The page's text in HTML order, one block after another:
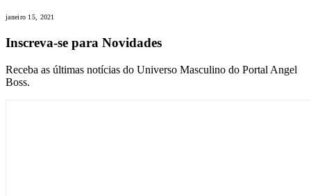
janeiro 15, 2021
Inscreva-se para Novidades
Receba as últimas notícias do Universo Masculino do Portal Angel
Boss.